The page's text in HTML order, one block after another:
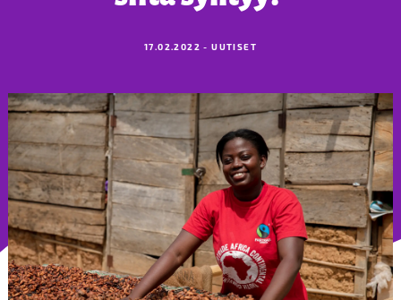
17.02.2022 - UUTISET